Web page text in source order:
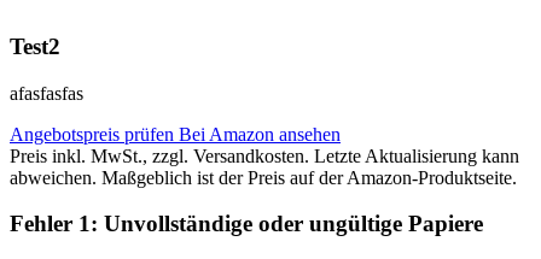
Test2
afasfasfas
Angebotspreis prüfen Bei Amazon ansehen
Preis inkl. MwSt., zzgl. Versandkosten. Letzte Aktualisierung kann
abweichen. Maßgeblich ist der Preis auf der Amazon-Produktseite.
Fehler 1: Unvollständige oder ungültige Papiere